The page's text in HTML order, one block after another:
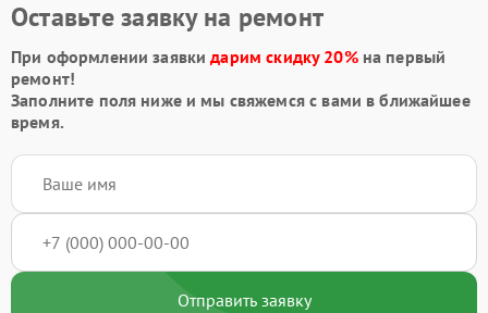
Оставьте заявку на ремонт
При оформлении заявкидарим скидку 20%на первый
ремонт!
Заполните поля ниже и мы свяжемся с вами в ближайшее
время.
Отправить заявку